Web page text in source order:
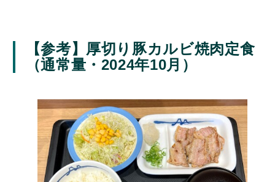
【参考】厚切り豚カルビ焼肉定食
（通常量・2024年10月）